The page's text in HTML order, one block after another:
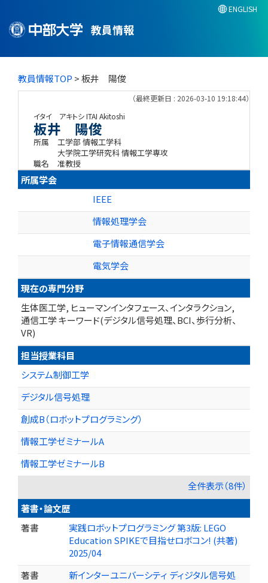
教員情報
ENGLISH
教員情報TOP > 板井 陽俊
（最終更新日 : 2026-03-10 19:18:44）
イタイ アキトシITAI Akitoshi
板井 陽俊
所属
工学部 情報工学科
大学院工学研究科 情報工学専攻
職名
准教授
所属学会
IEEE
情報処理学会
電子情報通信学会
電気学会
現在の専門分野
生体医工学, ヒューマンインタフェース、インタラクション,
通信工学 キーワード(デジタル信号処理、BCI、歩行分析、
VR)
担当授業科目
システム制御工学
デジタル信号処理
創成B（ロボットプログラミング）
情報工学ゼミナールA
情報工学ゼミナールB
全件表示（8件）
著書・論文歴
著書
実践ロボットプログラミング 第3版: LEGO
Education SPIKEで目指せロボコン! (共著)
2025/04
著書
新インターユニバーシティ ディジタル信号処